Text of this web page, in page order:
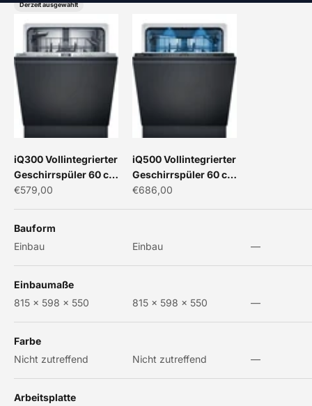
Derzeit ausgewählt
iQ300 Vollintegrierter
Geschirrspüler 60 cm
SN63EX22AE
Angebot
€579,00
iQ500 Vollintegrierter
Geschirrspüler 60 cm
SN65ZX07CE
Angebot
€686,00
Bauform
Einbau
Einbau —
Einbaumaße
815 x 598 x 550
815 x 598 x 550 —
Farbe
Nicht zutreffend
Nicht zutreffend —
Arbeitsplatte